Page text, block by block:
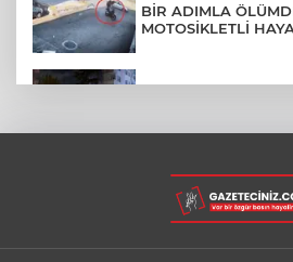
BİR ADIMLA
MOTOSİKLETLİ
BURSA ŞEHİR
AĞUSTOS AYINDA